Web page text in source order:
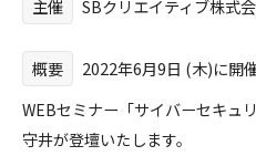
主催 SBクリエイティブ株式
概要
2022年6月9日 (木)に開
WEBセミナー「サイバーセキュ
守井が登壇いたします。